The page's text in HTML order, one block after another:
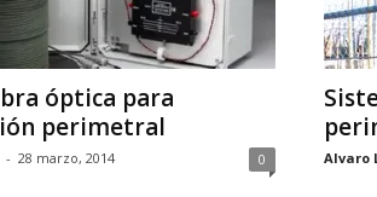
óptica para
perimetral
- 28 marzo, 2014 0 Alvaro